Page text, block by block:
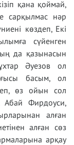
қана қоймай,
сарқылмас нәр
көздеп, Екі
сүйенген
да қазынасын
Әуезов ол
басым, ол
өз ойын сол
Абай Фирдоуси,
алған
алған сөз
арқау